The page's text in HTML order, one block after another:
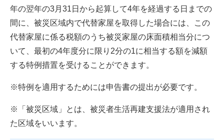
年の翌年の3月31日から起算して4年を経過する日までの
間に、被災区域内で代替家屋を取得した場合には、この
代替家屋に係る税額のうち被災家屋の床面積相当分につ
いて、最初の4年度分に限り2分の1に相当する額を減額
する特例措置を受けることができます。
※特例を適用するためには申告書の提出が必要です。
※「被災区域」とは、被災者生活再建支援法が適用され
た区域をいいます。